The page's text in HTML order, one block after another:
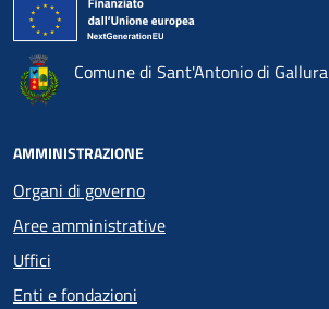
Comune di Sant'Antonio di Gallura
AMMINISTRAZIONE
Organi di governo
Aree amministrative
Uffici
Enti e fondazioni